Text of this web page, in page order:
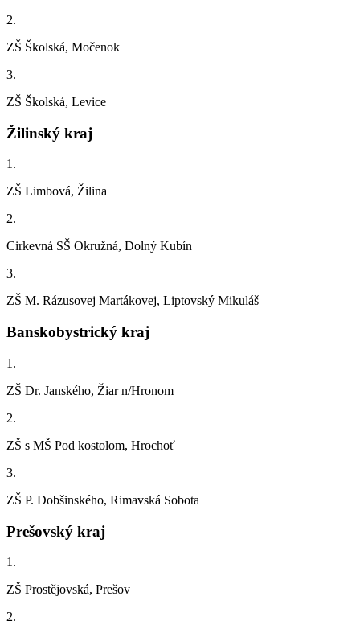
2.
ZŠ Školská, Močenok
3.
ZŠ Školská, Levice
Žilinský kraj
1.
ZŠ Limbová, Žilina
2.
Cirkevná SŠ Okružná, Dolný Kubín
3.
ZŠ M. Rázusovej Martákovej, Liptovský Mikuláš
Banskobystrický kraj
1.
ZŠ Dr. Janského, Žiar n/Hronom
2.
ZŠ s MŠ Pod kostolom, Hrochoť
3.
ZŠ P. Dobšinského, Rimavská Sobota
Prešovský kraj
1.
ZŠ Prostějovská, Prešov
2.